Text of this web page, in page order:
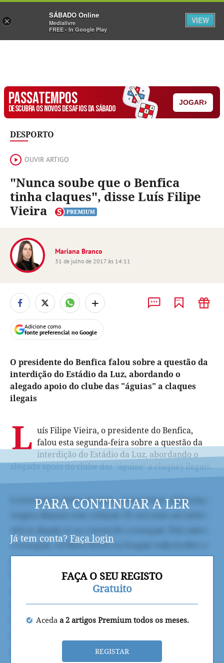
Sábado Assine Iniciar Sessão
PASSATEMPOS
DESCUBRA OS NOVOS DESAFIOS DA SÁBADO
JOGAR›
DESPORTO
OUVIR ARTIGO
"Nunca soube que o Benfica
tinha claques", disse Luís Filipe
Vieira
Mariana Branco
31 de julho de 2017 às 14:11
+
Adicione como
fonte preferencial no Google
O presidente do Benfica falou sobre a questão da
interdição do Estádio da Luz, abordando o
alegado apoio do clube das "águias" a claques
ilegais
L uís Filipe Vieira, o presidente do Benfica,
falou esta segunda-feira sobre a questão da
interdição do Estádio da Luz, abordando o
alegado apoio do clube das "águias" a claques ilegais.
PARA CONTINUAR A LER
Já tem conta? Faça login
FAÇA O SEU REGISTO
Gratuito
Aceda a 2 artigos Premium todos os meses.
REGISTAR
×
SÁBADO Online
Medialivre
FREE - In Google Play
VIEW